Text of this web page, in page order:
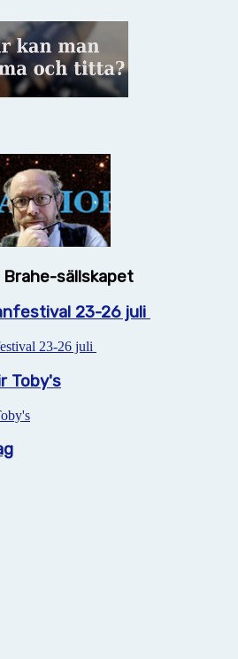
sällskapet
23-26 juli
Toby's